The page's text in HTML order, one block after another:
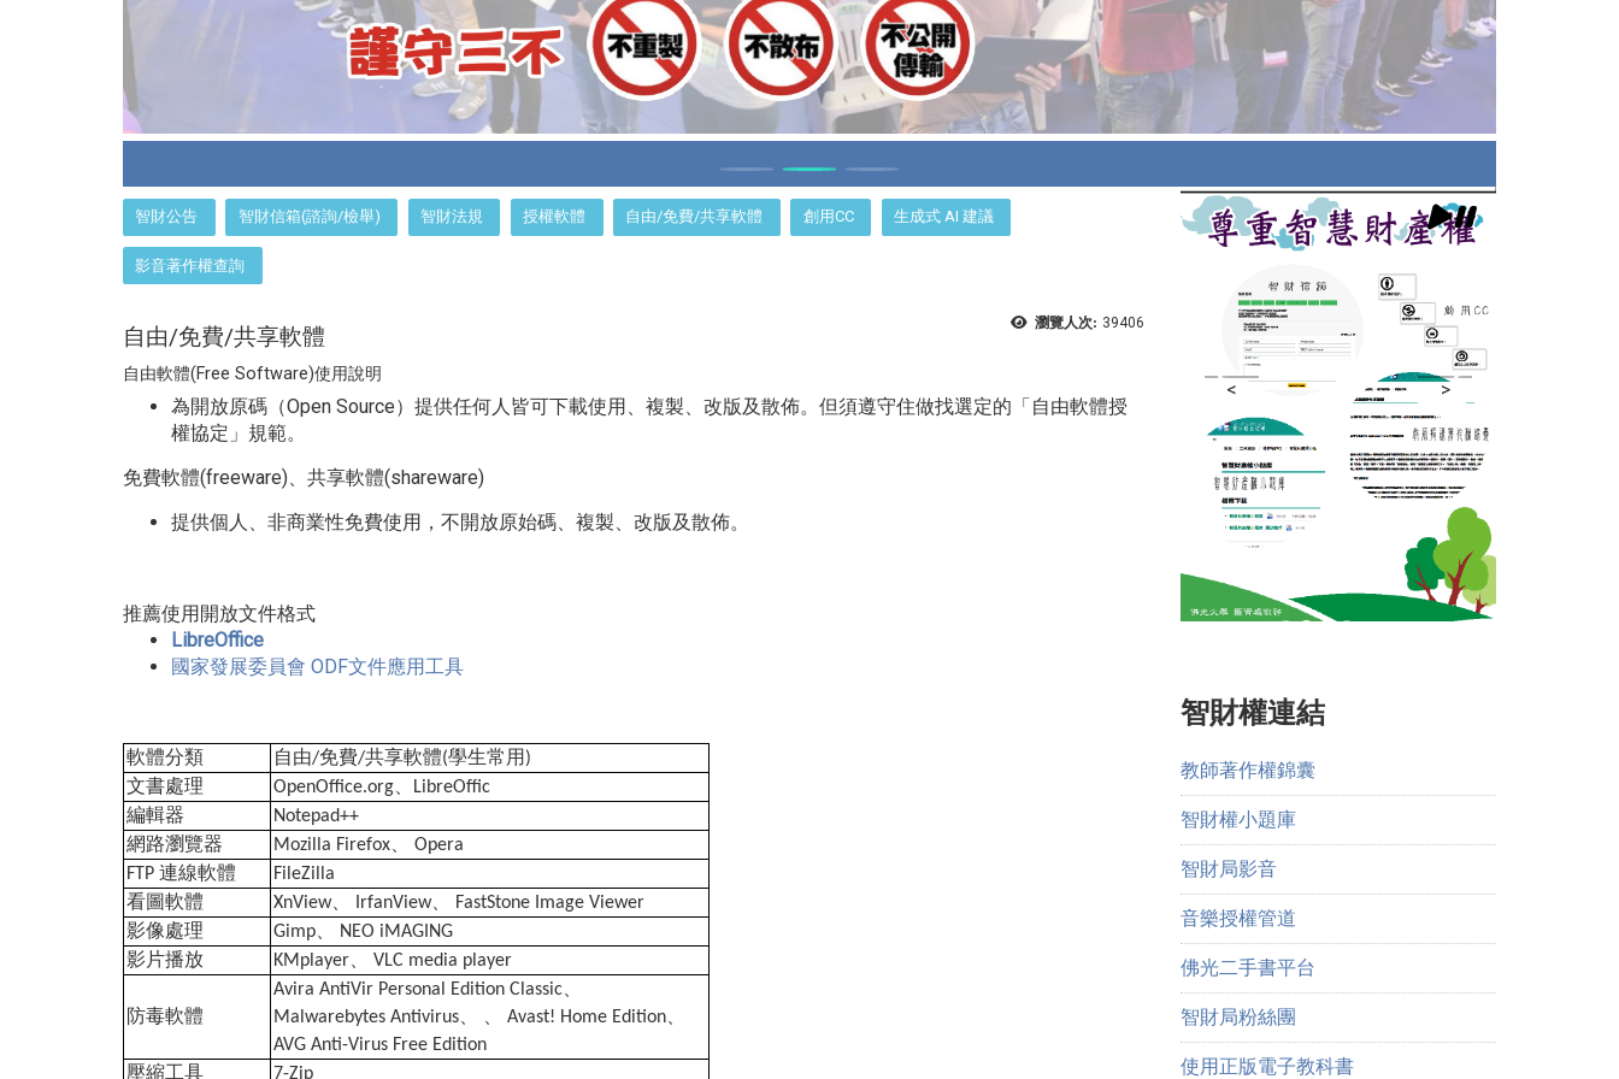
智財公告 智財信箱(諮詢/檢舉) 智財法規 授權軟體 自由/免費/共享軟體 創用CC 生成式 AI 建議
影音著作權查詢
瀏覽人次: 39406
自由/免費/共享軟體
自由軟體(Free Software)使用說明
為開放原碼（Open Source）提供任何人皆可下載使用、複製、改版及散佈。但須遵守住做找選定的「自由軟體授
權協定」規範。
免費軟體(freeware)、共享軟體(shareware)
提供個人、非商業性免費使用，不開放原始碼、複製、改版及散佈。
推薦使用開放文件格式
LibreOffice
國家發展委員會 ODF文件應用工具
軟體分類 自由/免費/共享軟體(學生常用 )
文書處理 OpenOffice.org LibreOffic
編輯器 Notepad++
網路瀏覽器 Mozilla Firefox
Opera
FTP 連線軟體 FileZilla
看圖軟體 XnView、 IrfanView、 FastStone Image Viewer
影像處理 Gimp NEO iMAGING
影片播放 KMplayer VLC media player
防毒軟體
Avira AntiVir Personal Edition Classic
Malwarebytes Antivirus Avast! Home Edition
AVG Anti-Virus Free Edition
壓縮工具 7-Zip
< >
智財權連結
教師著作權錦囊
智財權小題庫
智財局影音
音樂授權管道
佛光二手書平台
智財局粉絲團
使用正版電子教科書